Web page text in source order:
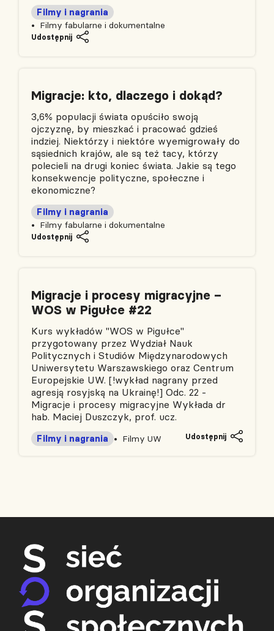
Filmy fabularne i dokumentalne
Filmy i nagrania
Udostępnij
Migracje: kto, dlaczego i dokąd?
3,6% populacji świata opuściło swoją
ojczyznę, by mieszkać i pracować gdzieś
indziej. Niektórzy i niektóre wyemigrowały do
sąsiednich krajów, ale są też tacy, którzy
polecieli na drugi koniec świata. Jakie są tego
konsekwencje polityczne, społeczne i
ekonomiczne?
Filmy fabularne i dokumentalne
Filmy i nagrania
Udostępnij
Migracje i procesy migracyjne –
WOS w Pigułce #22
Kurs wykładów "WOS w Pigułce"
przygotowany przez Wydział Nauk
Politycznych i Studiów Międzynarodowych
Uniwersytetu Warszawskiego oraz Centrum
Europejskie UW. [!wykład nagrany przed
agresją rosyjską na Ukrainę!] Odc. 22 -
Migracje i procesy migracyjne Wykłada dr
hab. Maciej Duszczyk, prof. ucz.
Filmy UW
Filmy i nagrania Udostępnij